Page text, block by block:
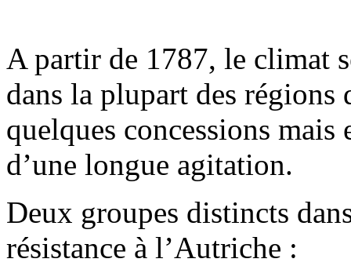
A partir de 1787, le climat
dans la plupart des régions
quelques concessions
d’une longue agitation.
Deux groupes distincts
résistance à l’Autriche :